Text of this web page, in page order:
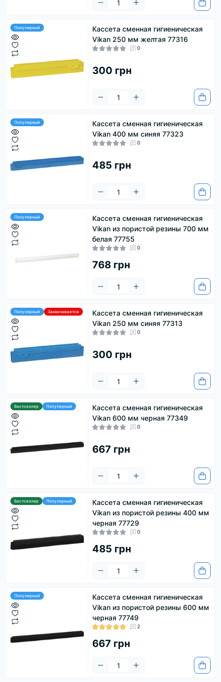
Популярный
Кассета сменная гигиеническая
Vikan 250 мм желтая 77316
0
300 грн
Популярный
Кассета сменная гигиеническая
Vikan 400 мм синяя 77323
0
485 грн
Популярный
Кассета сменная гигиеническая
Vikan из пористой резины 700 мм
белая 77755
0
768 грн
Популярный Заканчивается
Кассета сменная гигиеническая
Vikan 250 мм синяя 77313
0
300 грн
Бестселлер Популярный
Кассета сменная гигиеническая
Vikan 600 мм черная 77349
0
667 грн
Бестселлер Популярный
Кассета сменная гигиеническая
Vikan из пористой резины 400 мм
черная 77729
0
485 грн
Популярный
Кассета сменная гигиеническая
Vikan из пористой резины 600 мм
черная 77749
2
667 грн